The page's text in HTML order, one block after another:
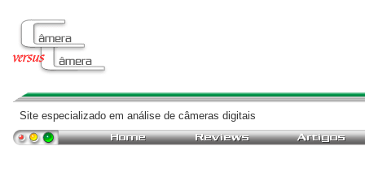
Site especializado em análise de câmeras digitais